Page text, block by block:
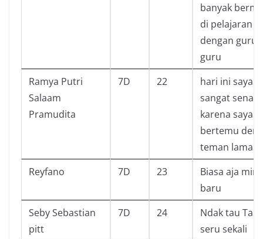
banyak
di pelajaran
dengan guru
guru
Ramya Putri
Salaam
Pramudita
7D 22
hari ini saya
sangat
karena saya
bertemu
teman lama
Reyfano
7D 23
Biasa aja
baru
Seby Sebastian
pitt
7D 24
Ndak tau Tapi
seru sekali